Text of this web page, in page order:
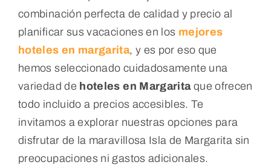
combinación perfecta de calidad y precio al
planificar sus vacaciones en los mejores
hoteles en margarita, y es por eso que
hemos seleccionado cuidadosamente una
variedad de hoteles en Margaritaque ofrecen
todo incluido a precios accesibles. Te
invitamos a explorar nuestras opciones para
disfrutar de la maravillosa Isla de Margarita sin
preocupaciones ni gastos adicionales.